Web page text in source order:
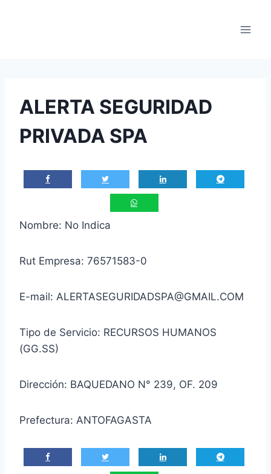
ALERTA SEGURIDAD
PRIVADA SPA
Nombre: No Indica
Rut Empresa: 76571583-0
E-mail: ALERTASEGURIDADSPA@GMAIL.COM
Tipo de Servicio: RECURSOS HUMANOS
(GG.SS)
Dirección: BAQUEDANO N° 239, OF. 209
Prefectura: ANTOFAGASTA